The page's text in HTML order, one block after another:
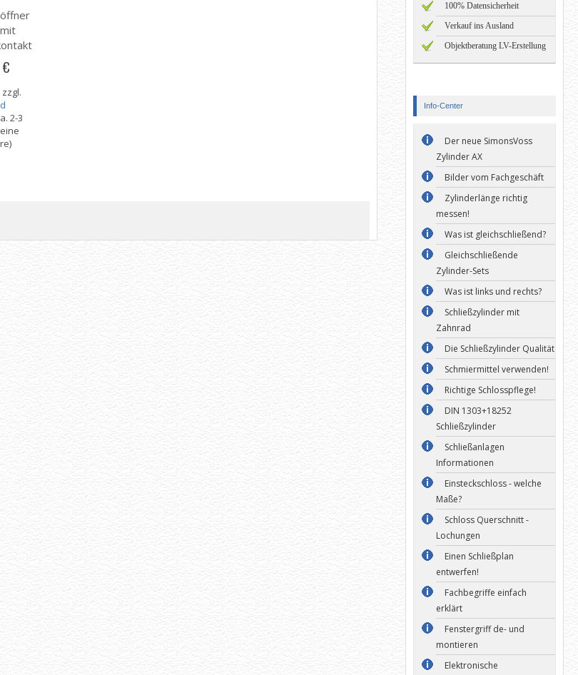
2-3
100% Datensicherheit
Verkauf ins Ausland
Objektberatung LV-Erstellung
Info-Center
Der neue SimonsVoss
Zylinder AX
Bilder vom Fachgeschäft
Zylinderlänge richtig
messen!
Was ist gleichschließend?
Gleichschließende
Zylinder-Sets
Was ist links und rechts?
Schließzylinder mit
Zahnrad
Die Schließzylinder Qualität
Schmiermittel verwenden!
Richtige Schlosspflege!
DIN 1303+18252
Schließzylinder
Schließanlagen
Informationen
Einsteckschloss - welche
Maße?
Schloss Querschnitt -
Lochungen
Einen Schließplan
entwerfen!
Fachbegriffe einfach
erklärt
Fenstergriff de- und
montieren
Elektronische